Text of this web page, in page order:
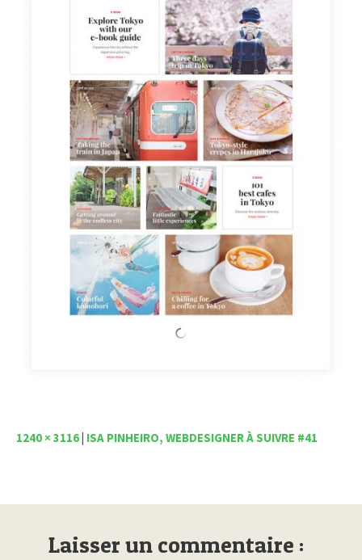
1240 × 3116 ISA PINHEIRO, WEBDESIGNER À SUIVRE #41
Laisser un commentaire :